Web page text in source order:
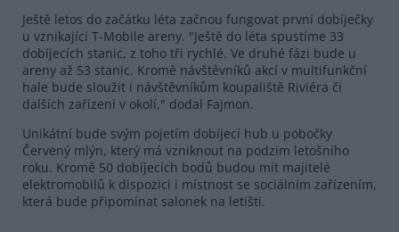
Ještě letos do začátku léta začnou fungovat první dobíječky
u vznikající T-Mobile areny. "Ještě do léta spustíme 33
dobíjecích stanic, z toho tři rychlé. Ve druhé fázi bude u
areny až 53 stanic. Kromě návštěvníků akcí v multifunkční
hale bude sloužit i návštěvníkům koupaliště Riviéra či
dalších zařízení v okolí," dodal Fajmon.
Unikátní bude svým pojetím dobíjecí hub u pobočky
Červený mlýn, který má vzniknout na podzim letošního
roku. Kromě 50 dobíjecích bodů budou mít majitelé
elektromobilů k dispozici i místnost se sociálním zařízením,
která bude připomínat salonek na letišti.